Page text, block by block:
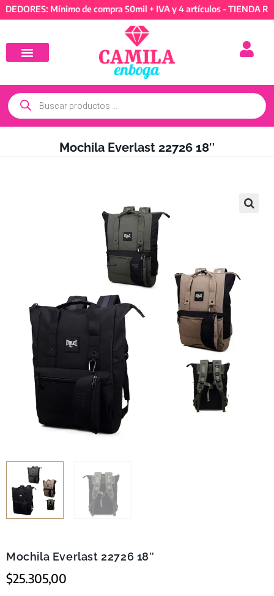
Mínimo de compra 50mil + IVA y 4 artículos - TIENDA
Mochila Everlast 22726 18″
Mochila Everlast 22726 18″
$25.305,00